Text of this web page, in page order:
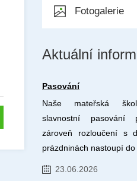
Fotogalerie
Aktuální
Pasování
Naše mateřská
slavnostní pasování
zároveň rozloučení s
prázdninách nastoupí do
23.06.2026